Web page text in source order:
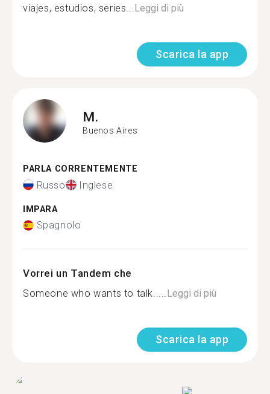
viajes, estudios, series...Leggi di più
Scarica la app
M.
Buenos Aires
PARLA CORRENTEMENTE
Russo Inglese
IMPARA
Spagnolo
Vorrei un Tandem che
Someone who wants to talk.....Leggi di più
Scarica la app